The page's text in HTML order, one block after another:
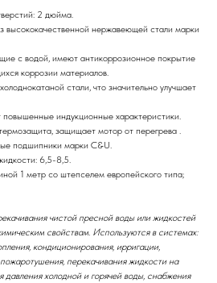
2 дюйма.
высококачественной нержавеющей стали марки
с водой, имеют антикоррозионное покрытие
коррозии материалов.
стали, что значительно улучшает
индукционные характеристики.
защищает мотор от перегрева .
подшипники марки C&U.
6,5-8,5.
1 метр со штепселем европейского типа;
чистой пресной воды или жидкостей
свойствам. Используются в системах:
кондиционирования, ирригации,
перекачивания жидкости на
давления холодной и горячей воды, снабжения